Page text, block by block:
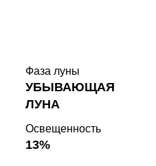
Фаза луны
УБЫВАЮЩАЯ
ЛУНА
Освещенность
13%